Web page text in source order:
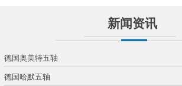
新闻资讯
德国奥美特五轴
德国哈默五轴